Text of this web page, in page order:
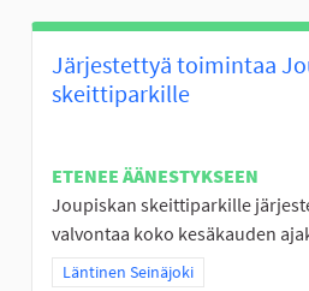
Järjestettyä toimintaa
skeittiparkille
ETENEE ÄÄNESTYKSEEN
Joupiskan skeittiparkille
valvontaa koko kesäkauden
Rajaa tulokset teeman mukaan:
Läntinen Seinäjoki